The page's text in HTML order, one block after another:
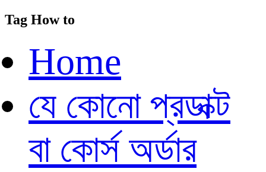
Tag How to
Home
যে কোনো প্রডাক্ট
বা কোর্স অর্ডার